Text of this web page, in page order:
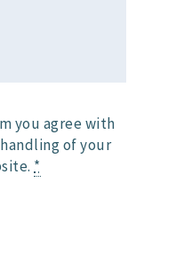
you agree with
of your
*